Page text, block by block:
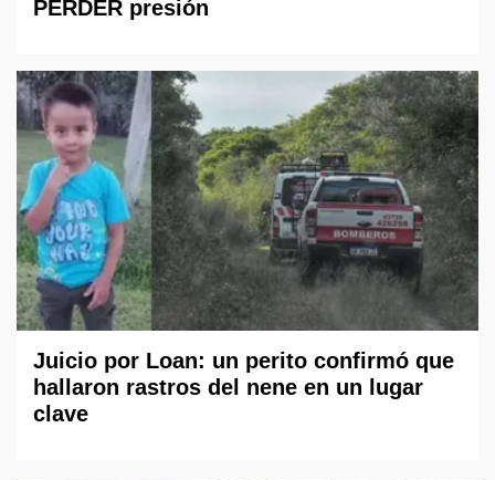
PERDER presión
Juicio por Loan: un perito confirmó que
hallaron rastros del nene en un lugar
clave